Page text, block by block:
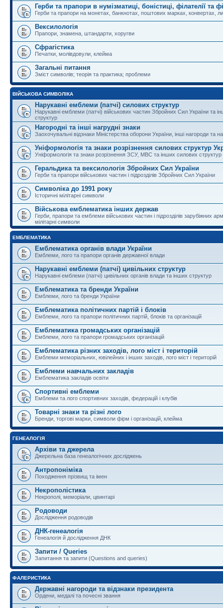
Герби та прапори в нумізматиці, боністиці, філателії та
Герби та прапори на монетах, банкнотах, поштових марках, конвертах,
Вексилологія
Прапори, знамена, штандарти, хоругви
Сфрагістика
Печатки, молівдовули, клейма
Загальні питання
Зміст символів; теорія та практика; проблеми
ВІЙСЬКОВА СИМВОЛІКА
Нарукавні емблеми (патчі) силових структур
Нарукавні емблеми (патчі) військових частин Збройних Сил України та
структур
Нагородні та інші нагрудні знаки
Заохочувальні відзнаки Міністерства оборони України, інші нагороди та
Уніформологія та знаки розрізнення силових структур
Уніформологія та знаки розрізнення ЗСУ, МВС та інших силових структур
Геральдика та вексилологія Збройних Сил України
Герби та прапори військових частин і підрозділів Збройних Сил України
Символіка до 1991 року
Історичні мілітарні символи
Військова емблематика інших держав
Герби, прапори та емблеми військових частин і підрозділів зарубіжних
мілітарні символи
ЕМБЛЕМАТИКА
Емблематика органів влади України
Емблеми, лого та прапори органів державної влади
Нарукавні емблеми (патчі) цивільних структур
Нарукавні емблеми (патчі) цивільних органів влади та інших структур
Емблематика та бренди України
Емблеми, лого та бренди України
Емблематика політичних партій і блоків
Емблеми, лого та прапори політичних партій, блоків та організацій
Емблематика громадських організацій
Емблеми, лого та прапори громадських організацій
Емблематика різних заходів, лого міст і територій
Емблеми меморіальних, ювілейних і інших заходів, лого міст і територій
Емблеми навчальних закладів
Емблематика закладів освіти
Спортивні емблеми
Емблеми та лого спортивних заходів, федерацій і клубів
Товарні знаки та різні лого
Бренди, торгові марки, символи фірм і організацій, клейма
ГЕНЕАЛОГІЯ
Архіви та джерела
Джерельна база генеалогічних досліджень
Антропоніміка
Походження прізвищ та імен
Некрополістика
Некрополі, меморіали, цвинтарі
Родоводи
Дослідження родоводів
ДНК-генеалогія
Генеалогія й дослідження ДНК
Запити / Queries
Запитання та запити (Questions and queries)
ФАЛЕРИСТИКА
Державні нагороди та відзнаки президента
Ордени, медалі та почесні звання